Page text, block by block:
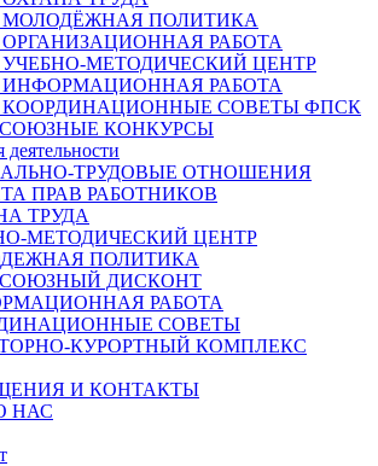
МОЛОДЁЖНАЯ ПОЛИТИКА
ОРГАНИЗАЦИОННАЯ РАБОТА
УЧЕБНО-МЕТОДИЧЕСКИЙ ЦЕНТР
ИНФОРМАЦИОННАЯ РАБОТА
КООРДИНАЦИОННЫЕ СОВЕТЫ ФПСК
КОНКУРСЫ
ТРУДОВЫЕ ОТНОШЕНИЯ
ПРАВ РАБОТНИКОВ
ТРУДА
МЕТОДИЧЕСКИЙ ЦЕНТР
ПОЛИТИКА
ДИСКОНТ
РАБОТА
СОВЕТЫ
КУРОРТНЫЙ КОМПЛЕКС
И КОНТАКТЫ
НАС